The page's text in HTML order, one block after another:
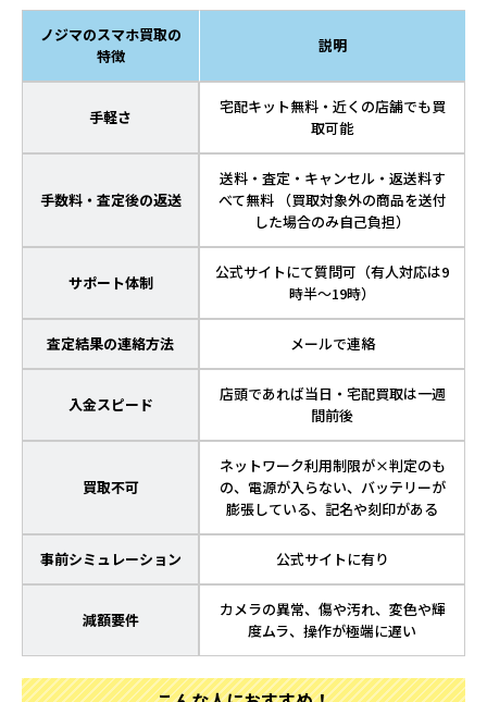
ノジマのスマホ買取の
特徴
説明
手軽さ
宅配キット無料・近くの店舗でも買
取可能
手数料・査定後の返送
送料・査定・キャンセル・返送料す
べて無料 （買取対象外の商品を送付
した場合のみ自己負担）
サポート体制
公式サイトにて質問可（有人対応は9
時半～19時）
査定結果の連絡方法 メールで連絡
入金スピード
店頭であれば当日・宅配買取は一週
間前後
買取不可
ネットワーク利用制限が×判定のも
の、電源が入らない、バッテリーが
膨張している、記名や刻印がある
事前シミュレーション 公式サイトに有り
減額要件
カメラの異常、傷や汚れ、変色や輝
度ムラ、操作が極端に遅い